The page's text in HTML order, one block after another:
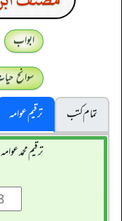
ابواب
سوانح
تمام کتب
ترقیم عوامہ
ترقیم